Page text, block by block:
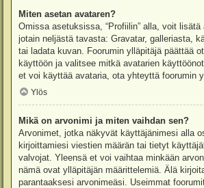
Miten asetan avataren?
Omissa asetuksissa, “Profiilin” alla, voit
jotain neljästä tavasta: Gravatar, galleriasta,
tai ladata kuvan. Foorumin ylläpitäjä päättää
käyttöön ja valitsee mitkä avatarien
et voi käyttää avataria, ota yhteyttä foorumin
Ylös
Mikä on arvonimi ja miten vaihdan sen?
Arvonimet, jotka näkyvät käyttäjänimesi alla
kirjoittamiesi viestien määrän tai tietyt
valvojat. Yleensä et voi vaihtaa minkään
nämä ovat ylläpitäjän määrittelemiä. Älä
parantaaksesi arvonimeäsi. Useimmat